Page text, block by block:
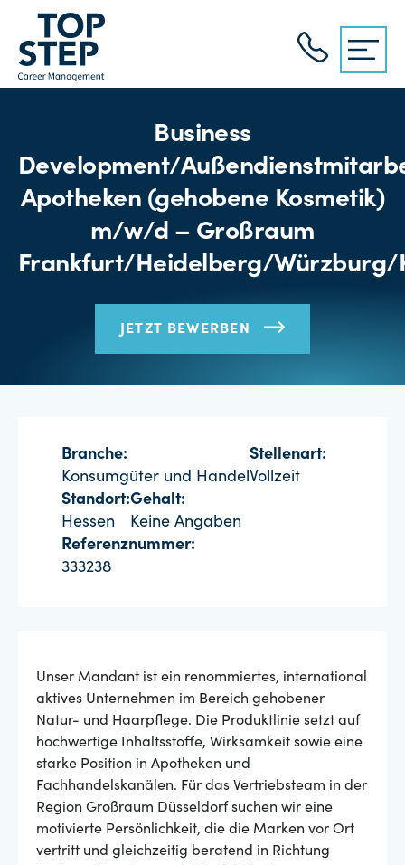
Business
Development/
Apotheken (gehobene Kosmetik)
m/w/d – Großraum
Frankfurt/Heidelberg/Würzburg/
JETZT BEWERBEN
Branche:
Konsumgüter und Handel
Stellenart:
Vollzeit
Standort:
Hessen
Gehalt:
Keine Angaben
Referenznummer:
333238
Unser Mandant ist ein renommiertes, international
aktives Unternehmen im Bereich gehobener
Natur- und Haarpflege. Die Produktlinie setzt auf
hochwertige Inhaltsstoffe, Wirksamkeit sowie eine
starke Position in Apotheken und
Fachhandelskanälen. Für das Vertriebsteam in der
Region Großraum Düsseldorf suchen wir eine
motivierte Persönlichkeit, die die Marken vor Ort
vertritt und gleichzeitig beratend in Richtung